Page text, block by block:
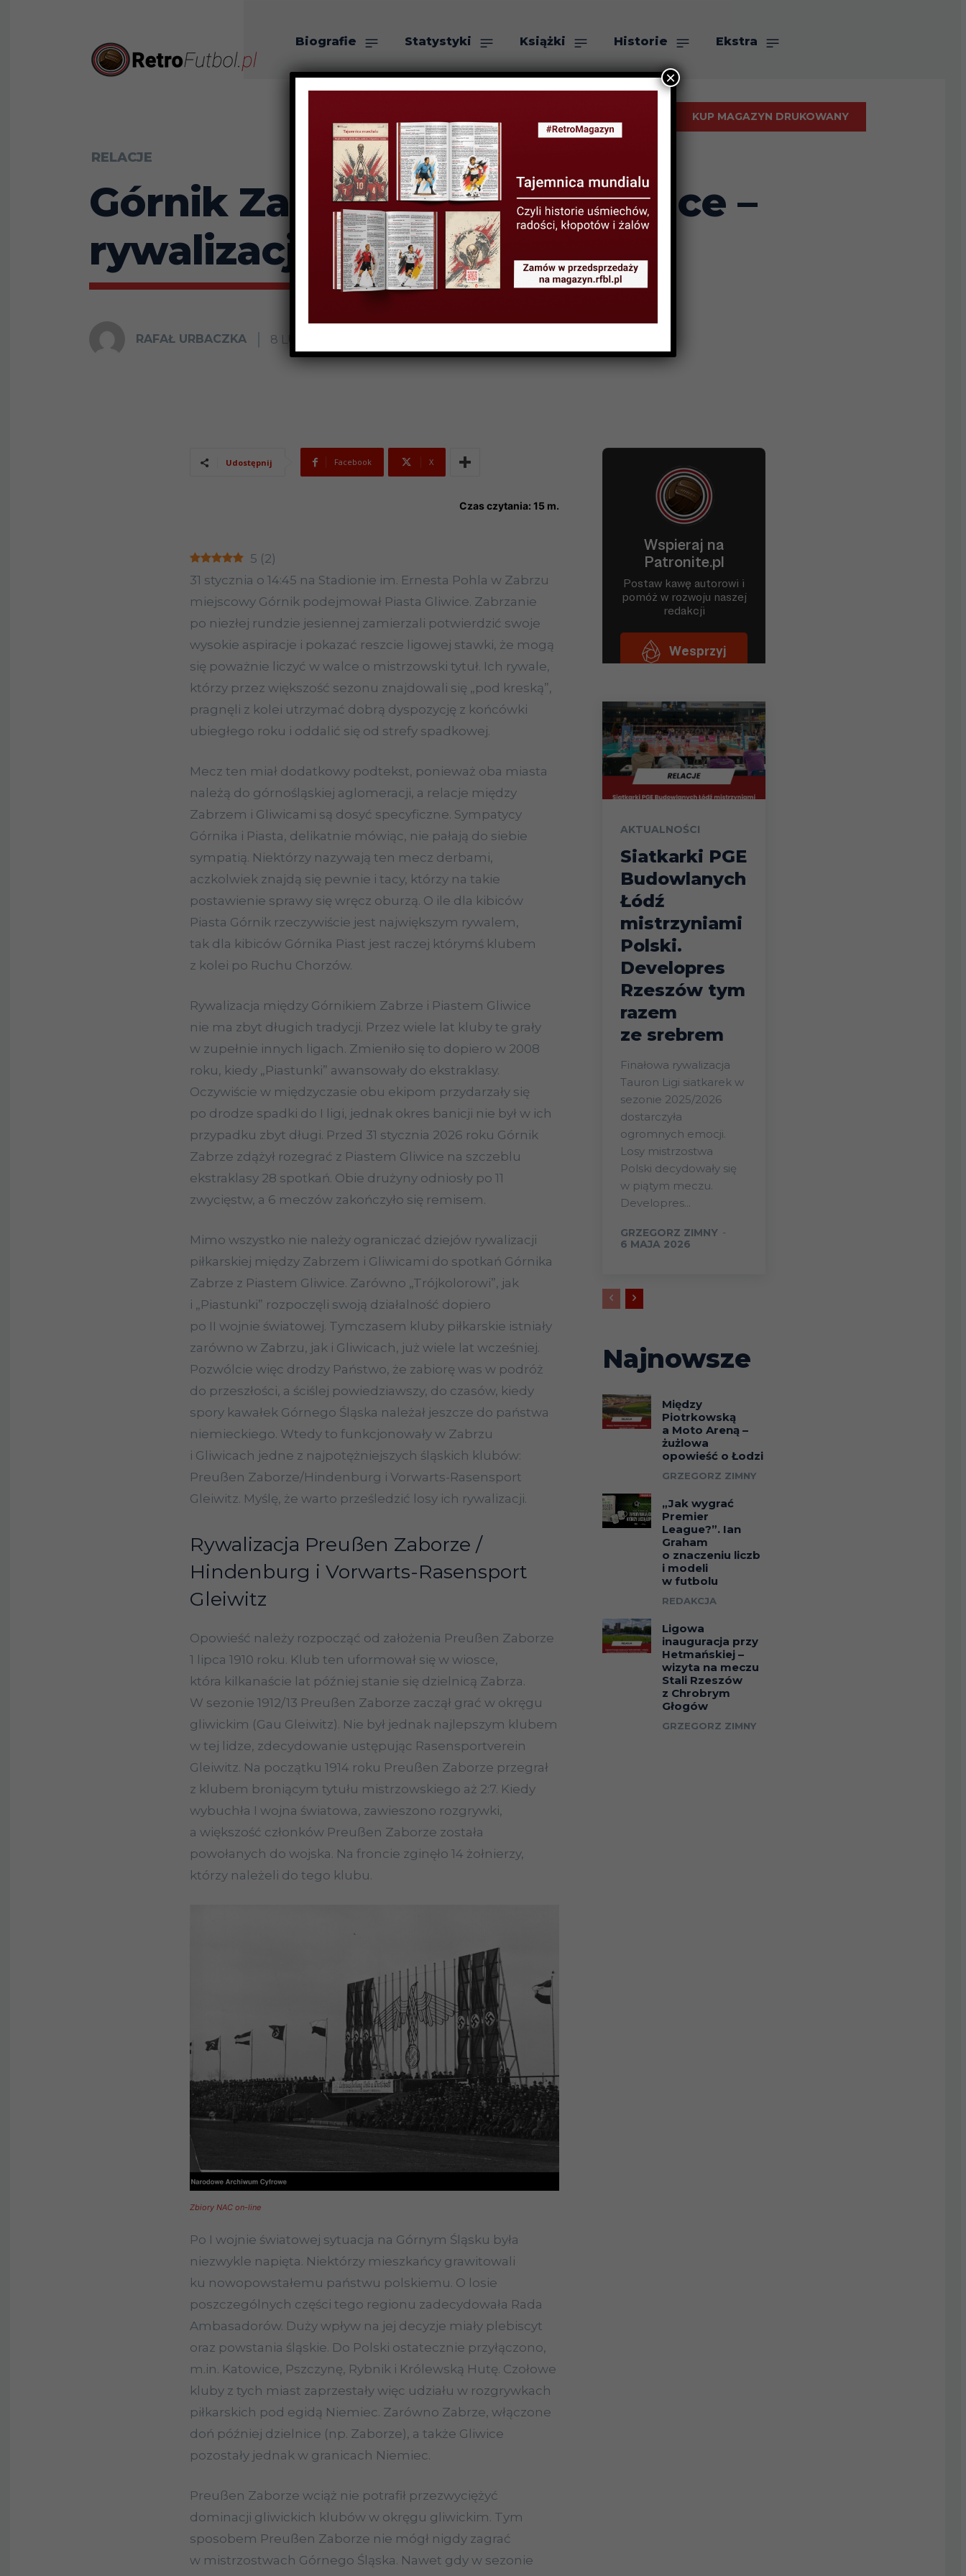
Biografie Statystyki Książki Historie Ekstra
O nas
KUP MAGAZYN DRUKOWANY
RELACJE
Górnik Zabrze vs. Piast Gliwice –
rywalizacja z historią w tle
RAFAŁ URBACZKA 8 LUTEGO 2026
Udostępnij Facebook X
Czas czytania: 15 m.
5 (2)
31 stycznia o 14:45 na Stadionie im. Ernesta Pohla w Zabrzu
miejscowy Górnik podejmował Piasta Gliwice. Zabrzanie
po niezłej rundzie jesiennej zamierzali potwierdzić swoje
wysokie aspiracje i pokazać reszcie ligowej stawki, że mogą
się poważnie liczyć w walce o mistrzowski tytuł. Ich rywale,
którzy przez większość sezonu znajdowali się „pod kreską”,
pragnęli z kolei utrzymać dobrą dyspozycję z końcówki
ubiegłego roku i oddalić się od strefy spadkowej.
Mecz ten miał dodatkowy podtekst, ponieważ oba miasta
należą do górnośląskiej aglomeracji, a relacje między
Zabrzem i Gliwicami są dosyć specyficzne. Sympatycy
Górnika i Piasta, delikatnie mówiąc, nie pałają do siebie
sympatią. Niektórzy nazywają ten mecz derbami,
aczkolwiek znajdą się pewnie i tacy, którzy na takie
postawienie sprawy się wręcz oburzą. O ile dla kibiców
Piasta Górnik rzeczywiście jest największym rywalem,
tak dla kibiców Górnika Piast jest raczej którymś klubem
z kolei po Ruchu Chorzów.
Rywalizacja między Górnikiem Zabrze i Piastem Gliwice
nie ma zbyt długich tradycji. Przez wiele lat kluby te grały
w zupełnie innych ligach. Zmieniło się to dopiero w 2008
roku, kiedy „Piastunki” awansowały do ekstraklasy.
Oczywiście w międzyczasie obu ekipom przydarzały się
po drodze spadki do I ligi, jednak okres banicji nie był w ich
przypadku zbyt długi. Przed 31 stycznia 2026 roku Górnik
Zabrze zdążył rozegrać z Piastem Gliwice na szczeblu
ekstraklasy 28 spotkań. Obie drużyny odniosły po 11
zwycięstw, a 6 meczów zakończyło się remisem.
Mimo wszystko nie należy ograniczać dziejów rywalizacji
piłkarskiej między Zabrzem i Gliwicami do spotkań Górnika
Zabrze z Piastem Gliwice. Zarówno „Trójkolorowi”, jak
i „Piastunki” rozpoczęli swoją działalność dopiero
po II wojnie światowej. Tymczasem kluby piłkarskie istniały
zarówno w Zabrzu, jak i Gliwicach, już wiele lat wcześniej.
Pozwólcie więc drodzy Państwo, że zabiorę was w podróż
do przeszłości, a ściślej powiedziawszy, do czasów, kiedy
spory kawałek Górnego Śląska należał jeszcze do państwa
niemieckiego. Wtedy to funkcjonowały w Zabrzu
i Gliwicach jedne z najpotężniejszych śląskich klubów:
Preußen Zaborze/Hindenburg i Vorwarts-Rasensport
Gleiwitz. Myślę, że warto prześledzić losy ich rywalizacji.
Rywalizacja Preußen Zaborze /
Hindenburg i Vorwarts-Rasensport
Gleiwitz
Opowieść należy rozpocząć od założenia Preußen Zaborze
1 lipca 1910 roku. Klub ten uformował się w wiosce,
która kilkanaście lat później stanie się dzielnicą Zabrza.
W sezonie 1912/13 Preußen Zaborze zaczął grać w okręgu
gliwickim (Gau Gleiwitz). Nie był jednak najlepszym klubem
w tej lidze, zdecydowanie ustępując Rasensportverein
Gleiwitz. Na początku 1914 roku Preußen Zaborze przegrał
z klubem broniącym tytułu mistrzowskiego aż 2:7. Kiedy
wybuchła I wojna światowa, zawieszono rozgrywki,
a większość członków Preußen Zaborze została
powołanych do wojska. Na froncie zginęło 14 żołnierzy,
którzy należeli do tego klubu.
Zbiory NAC on-line
Po I wojnie światowej sytuacja na Górnym Śląsku była
niezwykle napięta. Niektórzy mieszkańcy grawitowali
ku nowopowstałemu państwu polskiemu. O losie
poszczególnych części tego regionu zadecydowała Rada
Ambasadorów. Duży wpływ na jej decyzje miały plebiscyt
oraz powstania śląskie. Do Polski ostatecznie przyłączono,
m.in. Katowice, Pszczynę, Rybnik i Królewską Hutę. Czołowe
kluby z tych miast zaprzestały więc udziału w rozgrywkach
piłkarskich pod egidą Niemiec. Zarówno Zabrze, włączone
doń później dzielnice (np. Zaborze), a także Gliwice
pozostały jednak w granicach Niemiec.
Preußen Zaborze wciąż nie potrafił przezwyciężyć
dominacji gliwickich klubów w okręgu gliwickim. Tym
sposobem Preußen Zaborze nie mógł nigdy zagrać
w mistrzostwach Górnego Śląska. Nawet gdy w sezonie
AKTUALNOŚCI
Siatkarki PGE
Budowlanych
Łódź
mistrzyniami
Polski.
Developres
Rzeszów tym
razem
ze srebrem
Finałowa rywalizacja
Tauron Ligi siatkarek w
sezonie 2025/2026
dostarczyła
ogromnych emocji.
Losy mistrzostwa
Polski decydowały się
w piątym meczu.
Developres...
GRZEGORZ ZIMNY -
6 MAJA 2026
Najnowsze
Między
Piotrkowską
a Moto Areną –
żużlowa
opowieść o Łodzi
GRZEGORZ ZIMNY
„Jak wygrać
Premier
League?”. Ian
Graham
o znaczeniu liczb
i modeli
w futbolu
REDAKCJA
Ligowa
inauguracja przy
Hetmańskiej –
wizyta na meczu
Stali Rzeszów
z Chrobrym
Głogów
GRZEGORZ ZIMNY
×